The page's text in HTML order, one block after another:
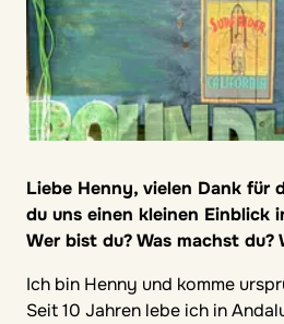
Liebe Henny, vielen Dank für
du uns einen kleinen Einblick
Wer bist du? Was machst du?
Ich bin Henny und komme
Seit 10 Jahren lebe ich in